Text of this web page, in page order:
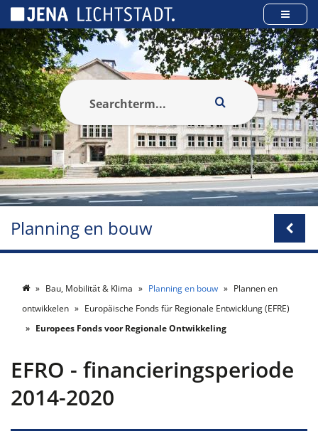
Planning en bouw
Bau, Mobilität & Klima Planning en bouw
Plannen en
ontwikkelen
Europäische Fonds für Regionale Entwicklung (EFRE)
Europees Fonds voor Regionale Ontwikkeling
EFRO - financieringsperiode
2014-2020
Cookies beheer paneel